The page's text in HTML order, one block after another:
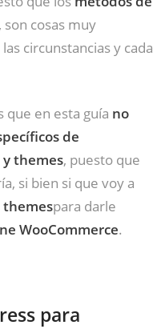
, son cosas muy
circunstancias y cada
que en esta guía no
de
themes, puesto que
si bien si que voy a
themespara darle
WooCommerce.
para